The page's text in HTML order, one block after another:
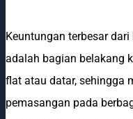
Keuntungan terbesar
adalah bagian belakang
flat atau datar, sehingga
pemasangan pada